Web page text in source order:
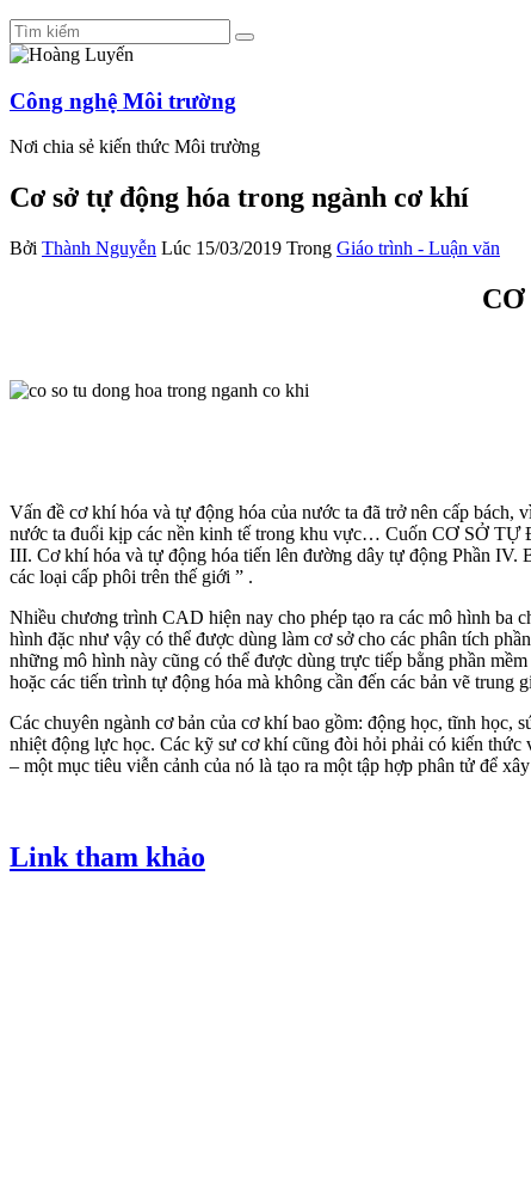
Công nghệ Môi trường
Nơi chia sẻ kiến thức Môi trường
Cơ sở tự động hóa trong ngành cơ khí
Bởi Thành Nguyễn Lúc 15/03/2019 Trong Giáo trình - Luận văn
Vấn đề cơ khí hóa và tự động hóa của nước ta đã trở nên cấp bách,
nước ta đuổi kịp các nền kinh tế trong khu vực… Cuốn CƠ SỞ
III. Cơ khí hóa và tự động hóa tiến lên đường dây tự động Phần
các loại cấp phôi trên thế giới ” .
Nhiều chương trình CAD hiện nay cho phép tạo ra các mô hình ba
hình đặc như vậy có thể được dùng làm cơ sở cho các phân tích
những mô hình này cũng có thể được dùng trực tiếp bằng phần
hoặc các tiến trình tự động hóa mà không cần đến các bản vẽ trung
Các chuyên ngành cơ bản của cơ khí bao gồm: động học, tĩnh
nhiệt động lực học. Các kỹ sư cơ khí cũng đòi hỏi phải có kiến
– một mục tiêu viễn cảnh của nó là tạo ra một tập hợp phân tử để
Link tham khảo